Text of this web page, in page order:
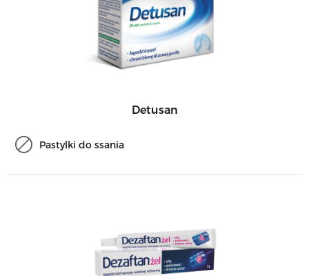
Detusan
Pastylki do ssania